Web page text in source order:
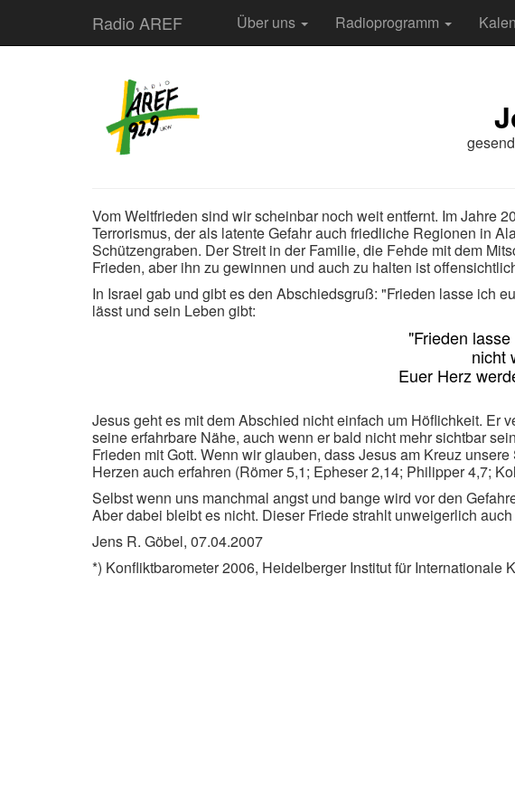
Radio AREF Über uns Radioprogramm
Vom Weltfrieden sind wir scheinbar noch weit entfernt. Im Jahre
Terrorismus, der als latente Gefahr auch friedliche Regionen in
Schützengraben. Der Streit in der Familie, die Fehde mit dem
Frieden, aber ihn zu gewinnen und auch zu halten ist
In Israel gab und gibt es den Abschiedsgruß: "Frieden lasse ich
lässt und sein Leben gibt:
"Frieden
nicht
Euer Herz
Jesus geht es mit dem Abschied nicht einfach um Höflichkeit.
seine erfahrbare Nähe, auch wenn er bald nicht mehr sichtbar
Frieden mit Gott. Wenn wir glauben, dass Jesus am Kreuz
Herzen auch erfahren (Römer 5,1; Epheser 2,14; Philipper 4,7;
Selbst wenn uns manchmal angst und bange wird vor den
Aber dabei bleibt es nicht. Dieser Friede strahlt unweigerlich
Jens R. Göbel, 07.04.2007
*) Konfliktbarometer 2006, Heidelberger Institut für Internationale